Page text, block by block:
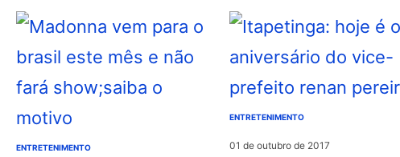
ENTRETENIMENTO
ENTRETENIMENTO
01 de outubro de 2017